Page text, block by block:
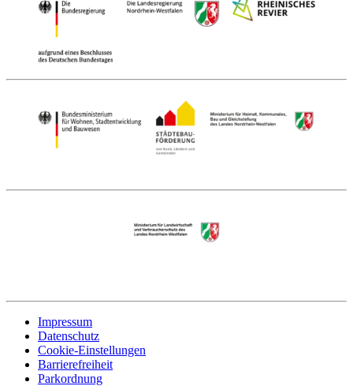
Impressum
Datenschutz
Cookie-Einstellungen
Barrierefreiheit
Parkordnung